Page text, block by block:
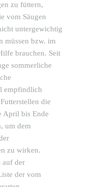
zu füttern,
vom Säugen
untergewichtig
müssen bzw. im
brauchen. Seit
sommerliche
empfindlich
die
April bis Ende
um dem
zu wirken.
auf der
der vom